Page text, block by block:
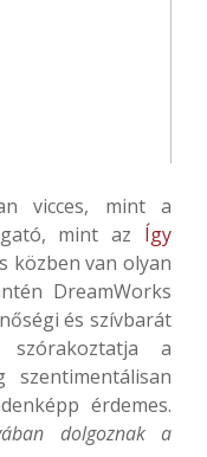
vicces, mint a
mint az Így
közben van olyan
DreamWorks
és szívbarát
a
érdemes.
dolgoznak a